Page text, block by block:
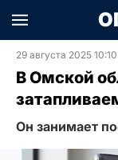
29 августа 2025 10:10
В Омской
Он занимает